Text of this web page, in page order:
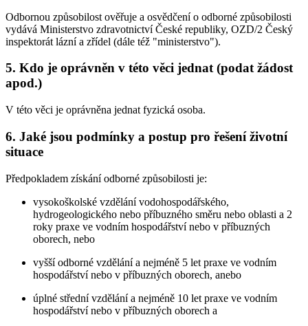
Odbornou způsobilost ověřuje a osvědčení o odborné způsobilosti
vydává Ministerstvo zdravotnictví České republiky, OZD/2 Český
inspektorát lázní a zřídel (dále též "ministerstvo").
5. Kdo je oprávněn v této věci jednat (podat žádost
apod.)
V této věci je oprávněna jednat fyzická osoba.
6. Jaké jsou podmínky a postup pro řešení životní
situace
Předpokladem získání odborné způsobilosti je:
vysokoškolské vzdělání vodohospodářského,
hydrogeologického nebo příbuzného směru nebo oblasti a 2
roky praxe ve vodním hospodářství nebo v příbuzných
oborech, nebo
vyšší odborné vzdělání a nejméně 5 let praxe ve vodním
hospodářství nebo v příbuzných oborech, anebo
úplné střední vzdělání a nejméně 10 let praxe ve vodním
hospodářství nebo v příbuzných oborech a